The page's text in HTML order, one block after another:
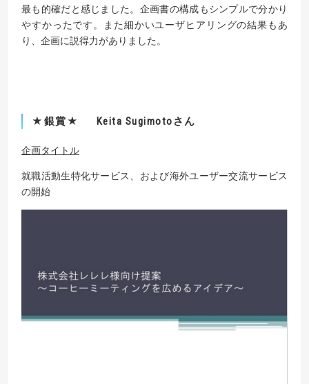
最も的確だと感じました。企画書の構成もシンプルで分かり
やすかったです。また細かいユーザヒアリングの結果もあ
り、企画に説得力がありました。
★銀賞★ Keita Sugimotoさん
企画タイトル
就職活動生特化サービス、および海外ユーザー交流サービス
の開始